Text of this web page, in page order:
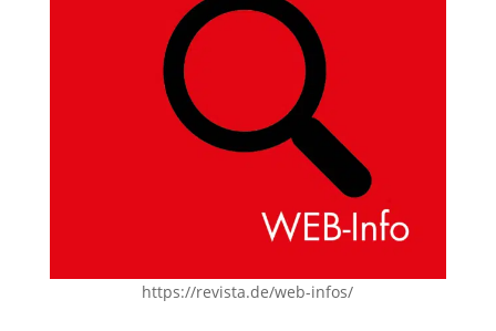
https://revista.de/web-infos/